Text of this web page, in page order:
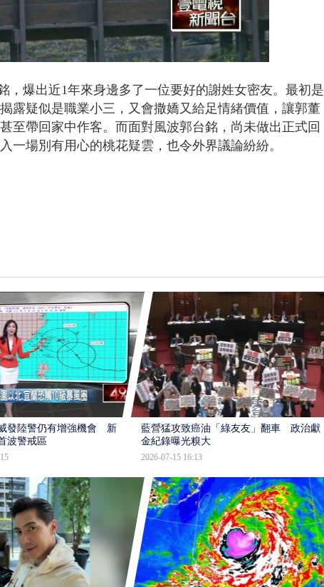
，爆出近1年來身邊多了一位要好的謝姓女密友。最初是
露疑似是職業小三，又會撒嬌又給足情緒價值，讓郭董
至帶回家中作客。而面對風波郭台銘，尚未做出正式回
一場別有用心的桃花疑雲，也令外界議論紛紛。
發陸警仍有增強機會 新
波警戒區
藍營猛攻致癌油「綠友友」翻車 政治獻
金紀錄曝光糗大
2026-07-15 16:13